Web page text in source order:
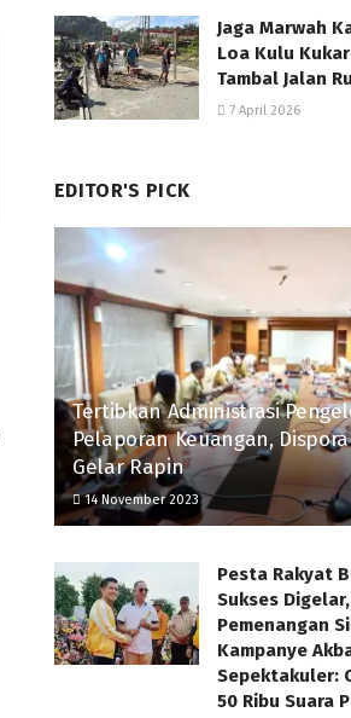
Jaga Marwah
Loa Kulu
Tambal Jalan
7 April 2026
EDITOR'S PICK
Tertibkan Administrasi
Pelaporan Keuangan,
Gelar Rapin
14 November 2023
Pesta Rakyat
Sukses
Pemenangan
Kampanye
Sepektakuler:
50 Ribu Suara